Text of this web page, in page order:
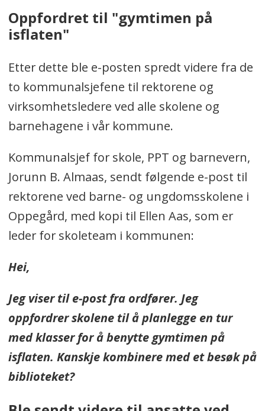
Oppfordret til "gymtimen på
isflaten"
Etter dette ble e-posten spredt videre fra de
to kommunalsjefene til rektorene og
virksomhetsledere ved alle skolene og
barnehagene i vår kommune.
Kommunalsjef for skole, PPT og barnevern,
Jorunn B. Almaas, sendt følgende e-post til
rektorene ved barne- og ungdomsskolene i
Oppegård, med kopi til Ellen Aas, som er
leder for skoleteam i kommunen:
Hei,
Jeg viser til e-post fra ordfører. Jeg
oppfordrer skolene til å planlegge en tur
med klasser for å benytte gymtimen på
isflaten. Kanskje kombinere med et besøk på
biblioteket?